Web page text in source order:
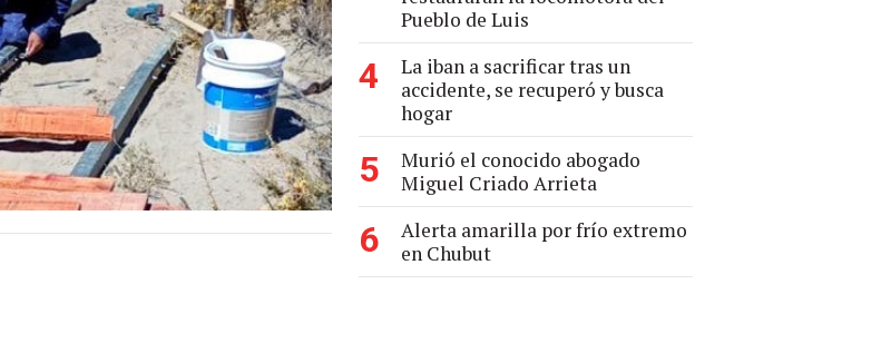
Pueblo de Luis
4
La iban a sacrificar tras un
accidente, se recuperó y busca
hogar
5
Murió el conocido abogado
Miguel Criado Arrieta
6
Alerta amarilla por frío extremo
en Chubut